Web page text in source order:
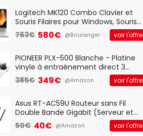
QWERTY UK - Noir
Logitech MK120 Combo Clavier et
Souris Filaires pour Windows, Souris
Optique Filaire, Connexion USB Plug
And Play, Confortable, Taille
QWERTY UK - Noir
763€ 580€ @Boulanger voir l'offre
PIONEER PLX-500 Blanche - Platine
vinyle à entraénement direct 3
vitesses (33-45-78 trs/min) avec
pre-ampli intégré et port USB
385€ 349€ @Amazon voir l'offre
Asus RT-AC59U Routeur sans Fil
Double Bande Gigabit (Serveur et
Client VPN, Triple Vlan, Mode Point
d'accès et Bridge, contrôle
50€ 40€ @Amazon voir l'offre